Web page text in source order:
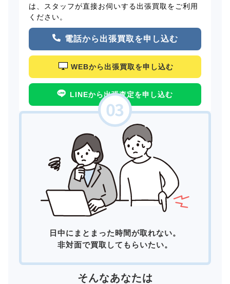
は、スタッフが直接お伺いする出張買取をご利用
ください。
電話から出張買取を申し込む
WEBから出張買取を申し込む
LINEから出張査定を申し込む
日中にまとまった時間が取れない。
非対面で買取してもらいたい。
そんなあなたは